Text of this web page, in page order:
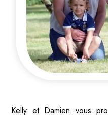
Kelly et Damien vous